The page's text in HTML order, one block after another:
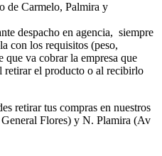
de Carmelo, Palmira y
despacho en agencia, siempre
con los requisitos (peso,
va cobrar la empresa que
retirar el producto o al recibirlo
retirar tus compras en nuestros
Flores) y N. Plamira (Av